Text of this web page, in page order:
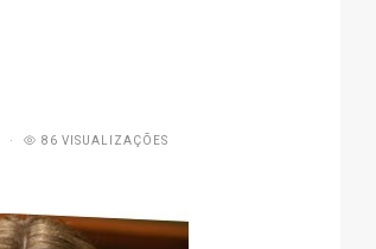
86 VISUALIZAÇÕES